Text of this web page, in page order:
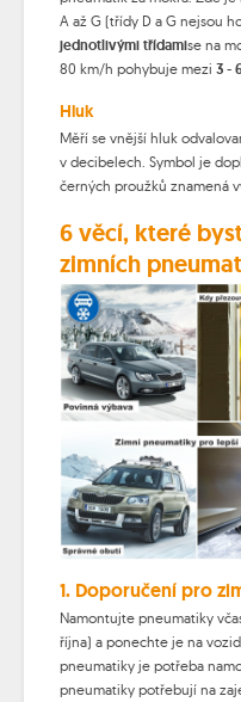
A až G (třídy D a G nejsou
jednotlivými třídamise na
80 km/h pohybuje mezi 3 -
Hluk
Měří se vnější hluk
v decibelech. Symbol je
černých proužků znamená
6 věcí, které
zimních
1. Doporučení pro
Namontujte pneumatiky
října) a ponechte je na
pneumatiky je potřeba
pneumatiky potřebují na